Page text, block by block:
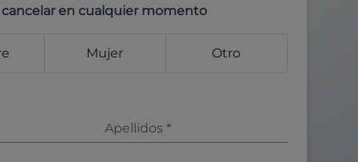
cancelar en cualquier momento
Mujer Otro
Apellidos *